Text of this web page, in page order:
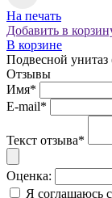
На печать
Добавить в
В корзине
Подвесной унитаз
Отзывы
Имя*
E-mail*
Текст отзыва*
Оценка:
Я соглашаюсь с